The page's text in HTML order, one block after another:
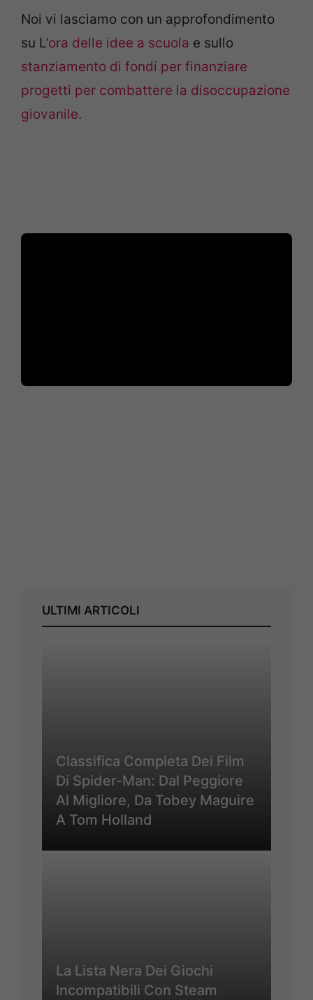
Noi vi lasciamo con un approfondimento
su L’ora delle idee a scuola e sullo
stanziamento di fondi per finanziare
progetti per combattere la disoccupazione
giovanile.
ULTIMI ARTICOLI
Classifica Completa Dei Film
Di Spider-Man: Dal Peggiore
Al Migliore, Da Tobey Maguire
A Tom Holland
La Lista Nera Dei Giochi
Incompatibili Con Steam